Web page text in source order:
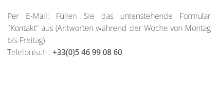
Per E-Mail: Füllen Sie das untenstehende Formular
"Kontakt" aus (Antworten während der Woche von Montag
bis Freitag)
Telefonisch : +33(0)5 46 99 08 60